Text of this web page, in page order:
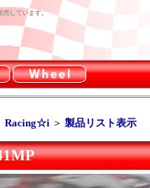
売しています。
Racing☆i ＞ 製品リスト表示